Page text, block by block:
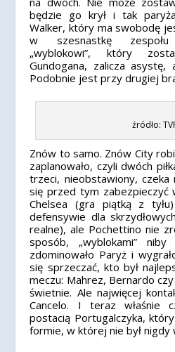
będzie go krył i tak
Walker, który ma swobodę
w szesnastkę
„wyblokowi”, który
Gundogana, zalicza
Podobnie jest przy drugiej
źródło:
Znów to samo. Znów City
zaplanowało, czyli dwóch
trzeci, nieobstawiony, czeka
się przed tym zabezpieczyć
Chelsea (gra piątką z
defensywie dla
realne), ale Pochettino nie
sposób, „wyblokami”
zdominowało Paryż i
się sprzeczać, kto był
meczu: Mahrez, Bernardo
świetnie. Ale najwięcej
Cancelo. I teraz właśnie
postacią Portugalczyka,
formie, w której nie był nigdy